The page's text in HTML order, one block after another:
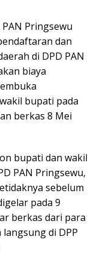
Pringsewu
dan
di DPD PAN
biaya
bupati pada
berkas 8 Mei
bupati dan wakil
PAN Pringsewu,
sebelum
pada 9
berkas dari para
di DPP